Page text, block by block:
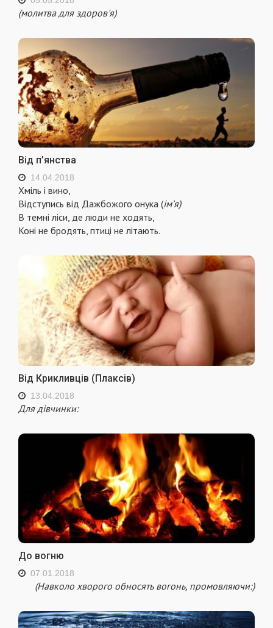
(молитва для здоров'я)
Від п’янства
14.04.2018
Хміль і вино,
Відступись від Дажбожого онука (ім’я)
В темні ліси, де люди не ходять,
Коні не бродять, птиці не літають.
Від Крикливців (Плаксів)
13.04.2018
Для дівчинки:
До вогню
07.01.2018
(Навколо хворого обносять вогонь, промовляючи:)